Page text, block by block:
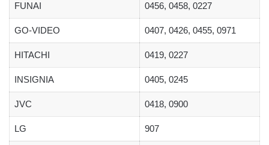
FUNAI 0456, 0458, 0227
GO-VIDEO 0407, 0426, 0455, 0971
HITACHI 0419, 0227
INSIGNIA 0405, 0245
JVC 0418, 0900
LG 907